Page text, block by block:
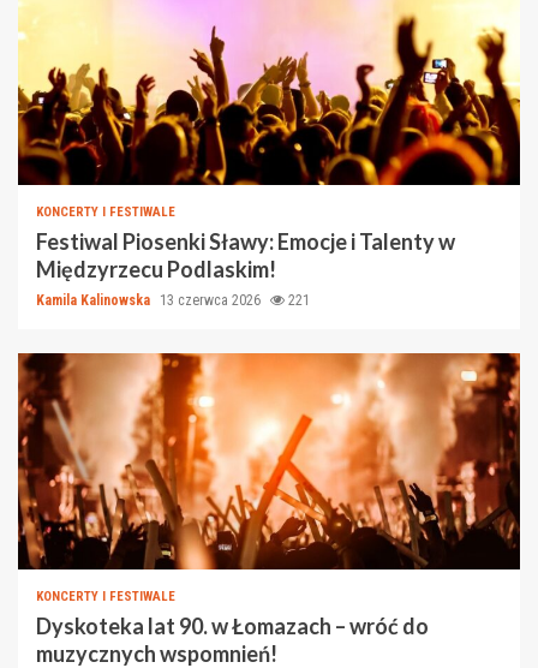
KONCERTY I FESTIWALE
Festiwal Piosenki Sławy: Emocje i Talenty w
Międzyrzecu Podlaskim!
Kamila Kalinowska 13 czerwca 2026 221
KONCERTY I FESTIWALE
Dyskoteka lat 90. w Łomazach – wróć do
muzycznych wspomnień!